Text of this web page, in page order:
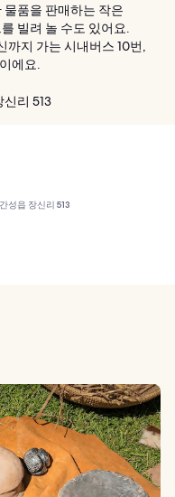
품을 판매하는 작은
빌려 놀 수도 있어요.
까지 가는 시내버스 10번,
에요.
리 513
성읍 장신리 513